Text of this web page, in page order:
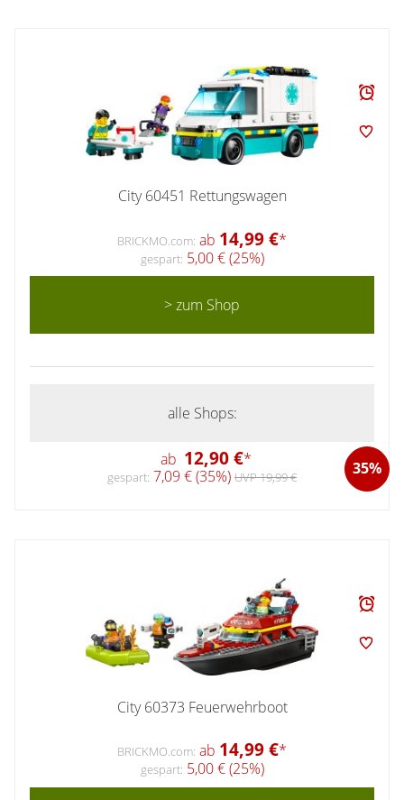
City 60451 Rettungswagen
BRICKMO.com: ab 14,99 €*
gespart: 5,00 € (25%)
> zum Shop
alle Shops:
ab 12,90 €* 35%
gespart: 7,09 € (35%) UVP 19,99 €
City 60373 Feuerwehrboot
BRICKMO.com: ab 14,99 €*
gespart: 5,00 € (25%)